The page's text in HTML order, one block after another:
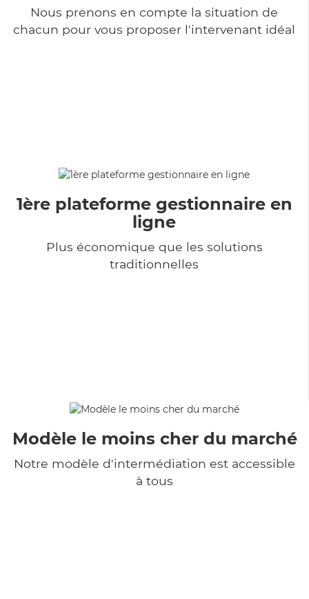
Nous prenons en compte la situation de
chacun pour vous proposer l'intervenant idéal
1ère plateforme gestionnaire en
ligne
Plus économique que les solutions
traditionnelles
Modèle le moins cher du marché
Notre modèle d'intermédiation est accessible
à tous